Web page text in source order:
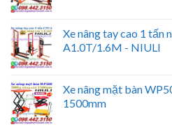
Xe nâng tay cao 1 tấn
A1.0T/1.6M - NIULI
Xe nâng mặt bàn
1500mm